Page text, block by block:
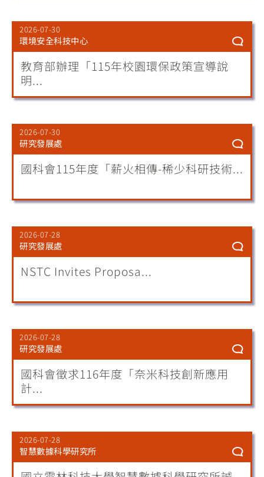
2026-07-30
環境安全科技中心
教育部辦理「115年校園環保政策宣導說
明...
2026-07-30
研究發展處
國科會115年度「薪火相傳-稀少科研技術...
2026-07-28
研究發展處
NSTC Invites Proposa...
2026-07-28
研究發展處
國科會徵求116年度「奈米科技創新應用
計...
2026-07-28
智慧數據科學研究所